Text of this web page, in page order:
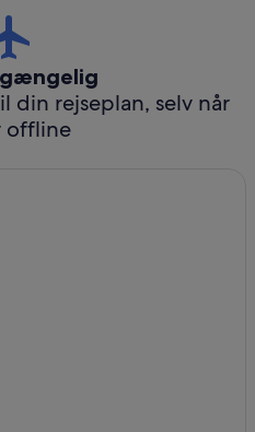
din rejseplan, selv når
offline